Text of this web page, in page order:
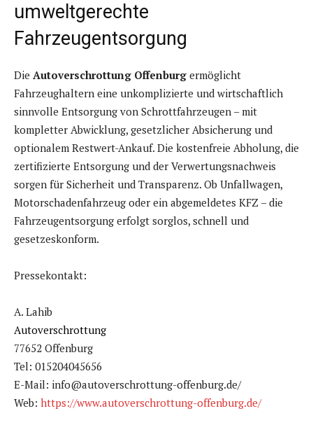
umweltgerechte
Fahrzeugentsorgung
Die Autoverschrottung Offenburg ermöglicht
Fahrzeughaltern eine unkomplizierte und wirtschaftlich
sinnvolle Entsorgung von Schrottfahrzeugen – mit
kompletter Abwicklung, gesetzlicher Absicherung und
optionalem Restwert-Ankauf. Die kostenfreie Abholung, die
zertifizierte Entsorgung und der Verwertungsnachweis
sorgen für Sicherheit und Transparenz. Ob Unfallwagen,
Motorschadenfahrzeug oder ein abgemeldetes KFZ – die
Fahrzeugentsorgung erfolgt sorglos, schnell und
gesetzeskonform.
Pressekontakt:
A. Lahib
Autoverschrottung
77652 Offenburg
Tel: 015204045656
E-Mail: info@autoverschrottung-offenburg.de/
Web: https://www.autoverschrottung-offenburg.de/